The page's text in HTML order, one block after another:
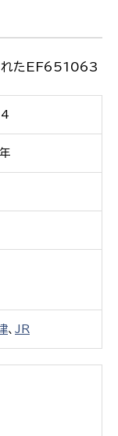
れたEF651063
、 JR